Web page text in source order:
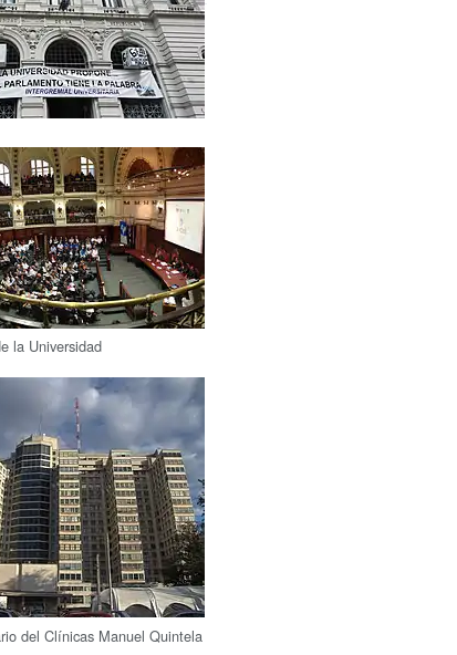
la Universidad
del Clínicas Manuel Quintela